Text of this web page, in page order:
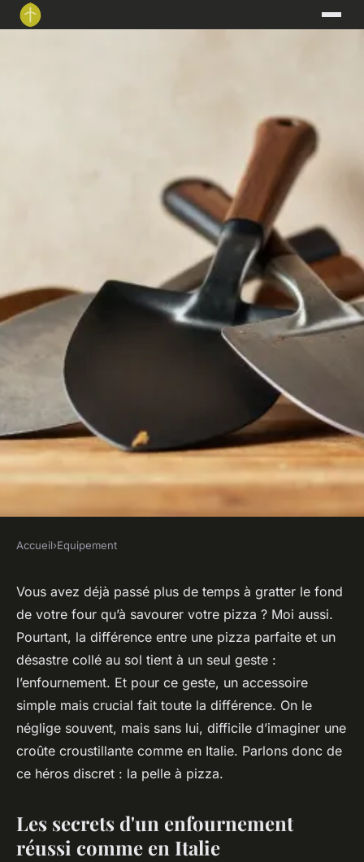
EQUIPEMENT
Découvrez notre sélection de
pelles à pizza pour hobbyistes
Jean-Guillaume •16/06/2026 19:57 •13 min de lecture
Accueil›Equipement
Vous avez déjà passé plus de temps à gratter le fond
de votre four qu’à savourer votre pizza ? Moi aussi.
Pourtant, la différence entre une pizza parfaite et un
désastre collé au sol tient à un seul geste :
l’enfournement. Et pour ce geste, un accessoire
simple mais crucial fait toute la différence. On le
néglige souvent, mais sans lui, difficile d’imaginer une
croûte croustillante comme en Italie. Parlons donc de
ce héros discret : la pelle à pizza.
Les secrets d'un enfournement
réussi comme en Italie